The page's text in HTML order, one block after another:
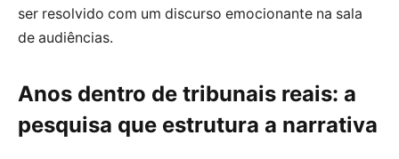
ser resolvido com um discurso emocionante na sala
de audiências.
Anos dentro de tribunais reais: a
pesquisa que estrutura a narrativa